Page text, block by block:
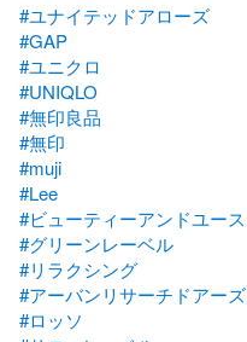
#ユナイテッドアローズ
#GAP
#ユニクロ
#UNIQLO
#無印良品
#無印
#muji
#Lee
#ビューティーアンドユース
#グリーンレーベル
#リラクシング
#アーバンリサーチドアーズ
#ロッソ